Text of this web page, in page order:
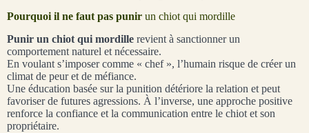
Pourquoi il ne faut pas punir un chiot qui mordille
Punir un chiot qui mordille revient à sanctionner un
comportement naturel et nécessaire.
En voulant s’imposer comme « chef », l’humain risque de créer un
climat de peur et de méfiance.
Une éducation basée sur la punition détériore la relation et peut
favoriser de futures agressions. À l’inverse, une approche positive
renforce la confiance et la communication entre le chiot et son
propriétaire.